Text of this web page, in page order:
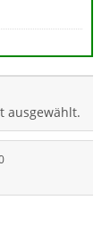
ausgewählt.